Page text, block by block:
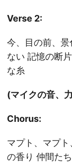
Verse 2:
今、目の前、
ない 記憶の断
な糸
(マイクの音、
Chorus:
マプト、マプ
の香り 仲間た